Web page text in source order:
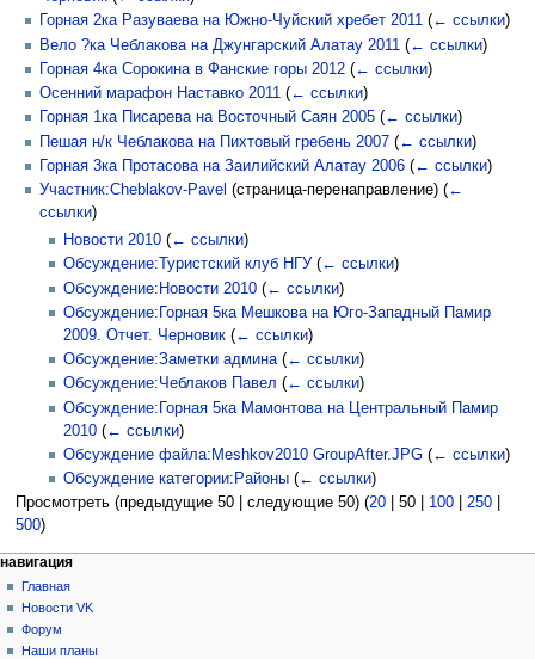
Горная 2ка Разуваева на Южно-Чуйский хребет 2011 (← ссылки)
Вело ?ка Чеблакова на Джунгарский Алатау 2011 (← ссылки)
Горная 4ка Сорокина в Фанские горы 2012 (← ссылки)
Осенний марафон Наставко 2011 (← ссылки)
Горная 1ка Писарева на Восточный Саян 2005 (← ссылки)
Пешая н/к Чеблакова на Пихтовый гребень 2007 (← ссылки)
Горная 3ка Протасова на Заилийский Алатау 2006 (← ссылки)
Участник:Cheblakov-Pavel (страница-перенаправление) (←
ссылки)
Новости 2010 (← ссылки)
Обсуждение:Туристский клуб НГУ (← ссылки)
Обсуждение:Новости 2010 (← ссылки)
Обсуждение:Горная 5ка Мешкова на Юго-Западный Памир
2009. Отчет. Черновик (← ссылки)
Обсуждение:Заметки админа (← ссылки)
Обсуждение:Чеблаков Павел (← ссылки)
Обсуждение:Горная 5ка Мамонтова на Центральный Памир
2010 (← ссылки)
Обсуждение файла:Meshkov2010 GroupAfter.JPG (← ссылки)
Обсуждение категории:Районы (← ссылки)
Просмотреть (предыдущие 50| следующие 50) (20| 50| 100| 250|
500)
Н
а
в
и
действия на странице
статья
обсуждение
читать
просмотр
персональные инструменты
создать
учётную
запись
войти
навигация
Главная
Новости VK
Форум
Наши планы